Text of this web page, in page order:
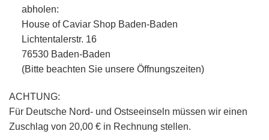
abholen:
House of Caviar Shop Baden-Baden
Lichtentalerstr. 16
76530 Baden-Baden
(Bitte beachten Sie unsere Öffnungszeiten)
ACHTUNG:
Für Deutsche Nord- und Ostseeinseln müssen wir einen
Zuschlag von 20,00 € in Rechnung stellen.